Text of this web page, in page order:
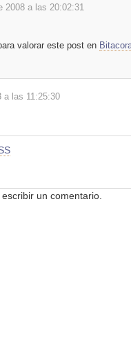
2008 a las 20:02:31
valorar este post en
a las 11:25:30
un comentario.